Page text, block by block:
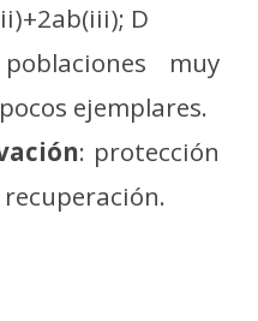
D
muy
ejemplares.
: protección